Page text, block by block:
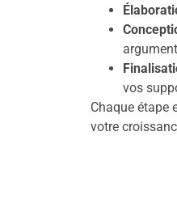
vos
Chaque étape
votre